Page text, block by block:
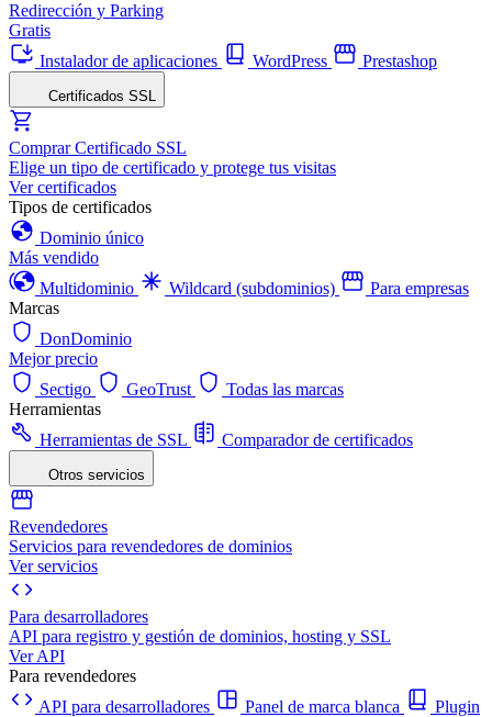
Redirección y Parking
Gratis
Instalador de aplicaciones
WordPress Prestashop
Certificados SSL
Comprar Certificado SSL
Elige un tipo de certificado y protege tus visitas
Ver certificados
Tipos de certificados
Dominio único
Más vendido
Multidominio
Wildcard (subdominios)
Para empresas
Marcas
DonDominio
Mejor precio
Sectigo
GeoTrust
Todas las marcas
Herramientas
Herramientas de SSL
Comparador de certificados
Otros servicios
Revendedores
Servicios para revendedores de dominios
Ver servicios
Para desarrolladores
API para registro y gestión de dominios, hosting y SSL
Ver API
Para revendedores
API para desarrolladores
Panel de marca blanca
Plugin